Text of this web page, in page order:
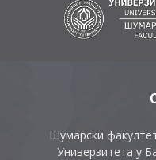
Шумарски
Универзитета у